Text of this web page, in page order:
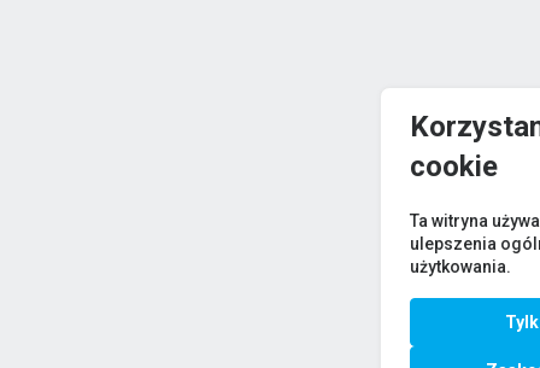
cookie
Ta witryna
ulepszenia
użytkowania.